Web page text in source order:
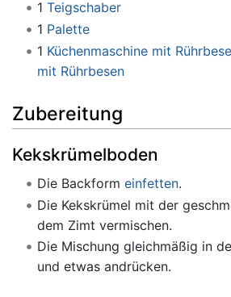
1 Teigschaber
1 Palette
1 Küchenmaschine mit
mit Rührbesen
Zubereitung
Kekskrümelboden
Die Backform einfetten.
Die Kekskrümel mit der
dem Zimt vermischen.
Die Mischung gleichmäßig in
und etwas andrücken.